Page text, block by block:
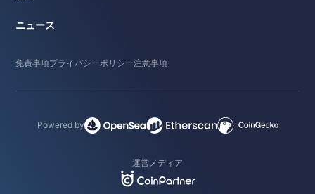
ニュース
免責事項プライバシーポリシー注意事項
Powered by
運営メディア